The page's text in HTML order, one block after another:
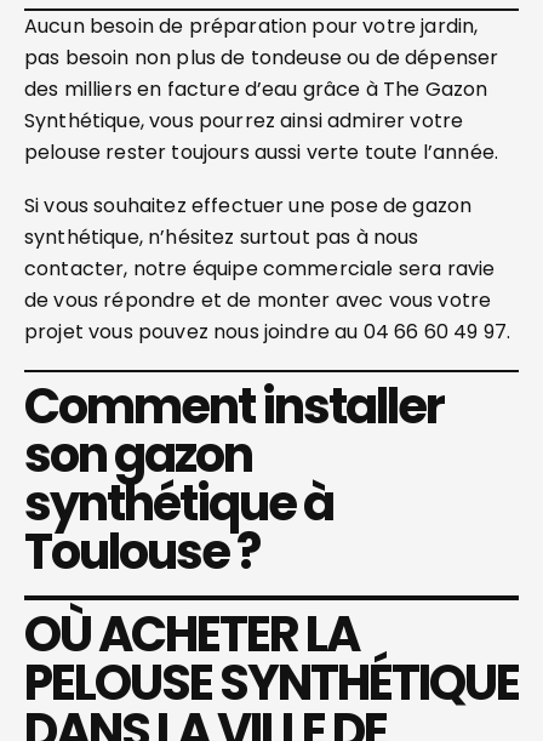
Aucun besoin de préparation pour votre jardin,
pas besoin non plus de tondeuse ou de dépenser
des milliers en facture d’eau grâce à The Gazon
Synthétique, vous pourrez ainsi admirer votre
pelouse rester toujours aussi verte toute l’année.
Si vous souhaitez effectuer une pose de gazon
synthétique, n’hésitez surtout pas à nous
contacter, notre équipe commerciale sera ravie
de vous répondre et de monter avec vous votre
projet vous pouvez nous joindre au 04 66 60 49 97.
Comment installer
son gazon
synthétique à
Toulouse ?
OÙ ACHETER LA
PELOUSE SYNTHÉTIQUE